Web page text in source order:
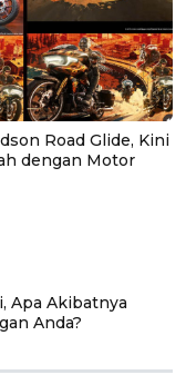
Road Glide, Kini
dengan Motor
Apa Akibatnya
Anda?